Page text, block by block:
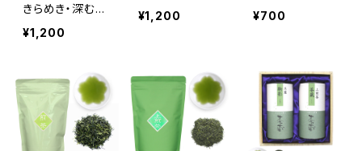
きらめき・深むし
茶
¥1,200
¥1,200
¥700